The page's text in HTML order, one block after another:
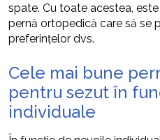
spate. Cu toate acestea,
pernă ortopedică care să se
preferințelor dvs.
Cele mai bune
pentru sezut în
individuale